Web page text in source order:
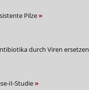
Pilze
durch Viren ersetzen
II-Studie